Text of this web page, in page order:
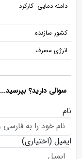
دامنه دمایی کارکرد
کشور سازنده
انرژی مصرف
سوالی دارید؟ بپرسید...
نام
ایمیل (اختیاری)